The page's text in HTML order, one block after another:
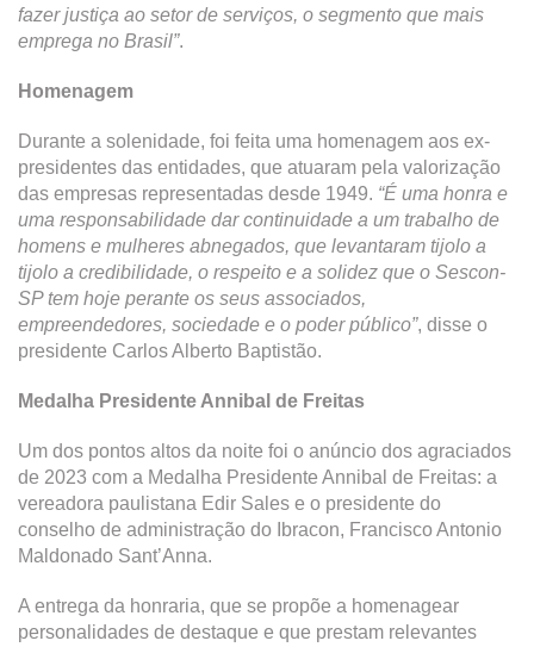
fazer justiça ao setor de serviços, o segmento que mais
emprega no Brasil”.
Homenagem
Durante a solenidade, foi feita uma homenagem aos ex-
presidentes das entidades, que atuaram pela valorização
das empresas representadas desde 1949. “É uma honra e
uma responsabilidade dar continuidade a um trabalho de
homens e mulheres abnegados, que levantaram tijolo a
tijolo a credibilidade, o respeito e a solidez que o Sescon-
SP tem hoje perante os seus associados,
empreendedores, sociedade e o poder público”, disse o
presidente Carlos Alberto Baptistão.
Medalha Presidente Annibal de Freitas
Um dos pontos altos da noite foi o anúncio dos agraciados
de 2023 com a Medalha Presidente Annibal de Freitas: a
vereadora paulistana Edir Sales e o presidente do
conselho de administração do Ibracon, Francisco Antonio
Maldonado Sant’Anna.
A entrega da honraria, que se propõe a homenagear
personalidades de destaque e que prestam relevantes